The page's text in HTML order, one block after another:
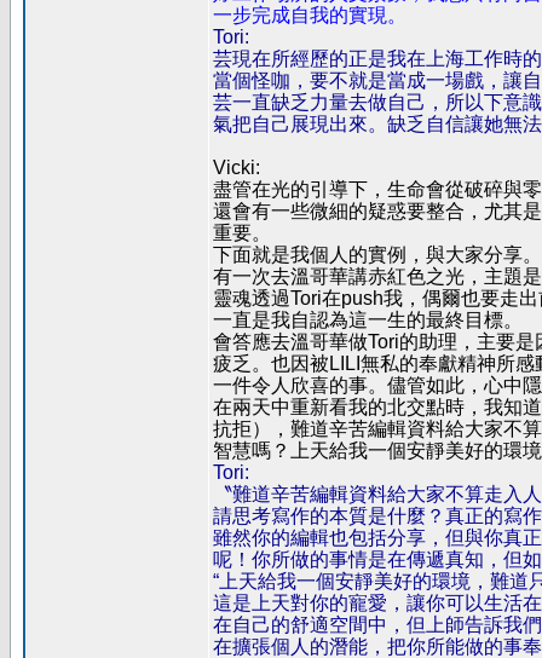
一步完成自我的實現。
Tori:
芸現在所經歷的正是我在上海工作時
當個怪咖，要不就是當成一場戲，讓
芸一直缺乏力量去做自己，所以下意
氣把自己展現出來。缺乏自信讓她無
Vicki:
盡管在光的引導下，生命會從破碎與
還會有一些微細的疑惑要整合，尤其
重要。
下面就是我個人的實例，與大家分享。
有一次去溫哥華講赤紅色之光，主題
靈魂透過Tori在push我，偶爾也要走
一直是我自認為這一生的最終目標。
會答應去溫哥華做Tori的助理，主要
疲乏。也因被LILI無私的奉獻精神所
一件令人欣喜的事。儘管如此，心中
在兩天中重新看我的北交點時，我知
抗拒），難道辛苦編輯資料給大家不
智慧嗎？上天給我一個安靜美好的環
Tori:
〝難道辛苦編輯資料給大家不算走入
請思考寫作的本質是什麼？真正的寫
雖然你的編輯也包括分享，但與你真
呢！你所做的事情是在傳遞真知，但
“上天給我一個安靜美好的環境，難道
這是上天對你的寵愛，讓你可以生活
在自己的舒適空間中，但上師告訴我
在擴張個人的潛能，把你所能做的事